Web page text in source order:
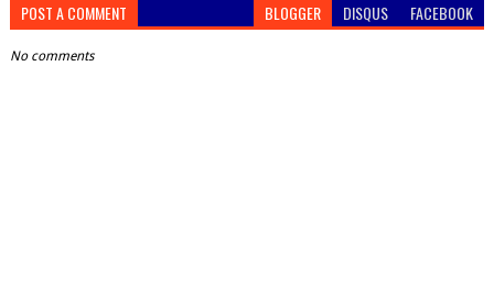
POST A COMMENT BLOGGER DISQUS FACEBOOK
No comments